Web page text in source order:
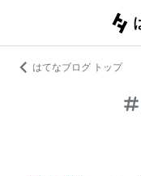
はてなブログ トップ